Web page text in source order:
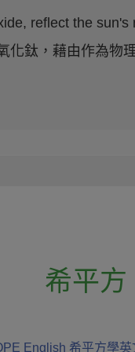
reflect the sun's
化鈦，藉由作為物
希平方
English 希平方學英